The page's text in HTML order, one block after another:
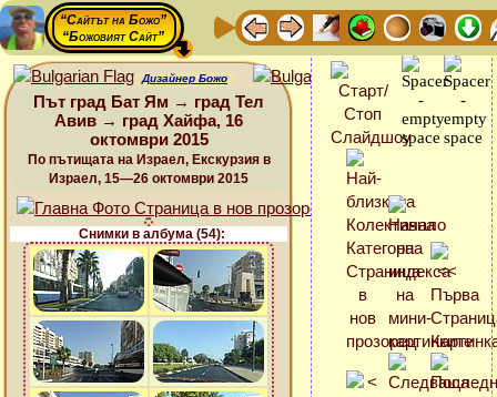
“Сайтът на Божо”
“Божовият Сайт”
Дизайнер Божо
Път град Бат Ям → град Тел
Авив → град Хайфа, 16
октомври 2015
По пътищата на Израел, Екскурзия в
Израел, 15—26 октомври 2015
Снимки в албума (54):